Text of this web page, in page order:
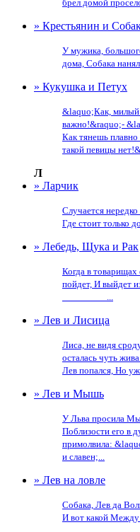
брел домой
» Крестьянин и
У мужика,
дома, Собака
» Кукушка и Петух
&laquo;Как,
важно!&raquo;-
Как тянешь
такой певицы
Л
» Ларчик
Случается
Где стоит только
» Лебедь, Щука и Рак
Когда в товарищах
пойдет, И выйдет
_________...
» Лев и Лисица
Лиса, не видя
осталась чуть
Лев попался, Но уж
» Лев и Мышь
У Льва просила
Поблизости его в
примолвила:
и славен;...
» Лев на ловле
Собака, Лев да
И вот какой Между